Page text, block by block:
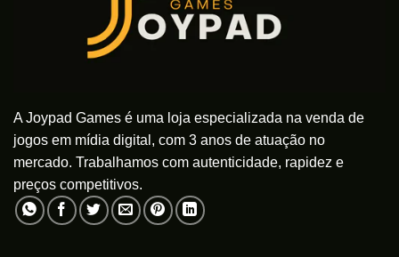
A Joypad Games é uma loja especializada na venda de
jogos em mídia digital, com 3 anos de atuação no
mercado. Trabalhamos com autenticidade, rapidez e
preços competitivos.